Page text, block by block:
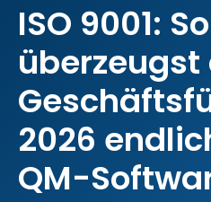
ISO 9001: So
2026
QM-